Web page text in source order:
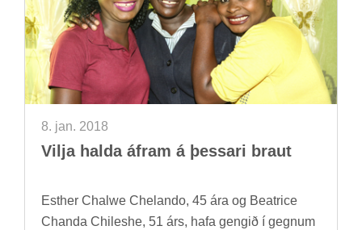
8. jan. 2018
Vilja halda áfram á þess­ari braut
Esther Chalwe Chelando, 45 ára og Be­atrice
Chanda Chi­les­he, 51 árs, hafa geng­ið í gegn­um